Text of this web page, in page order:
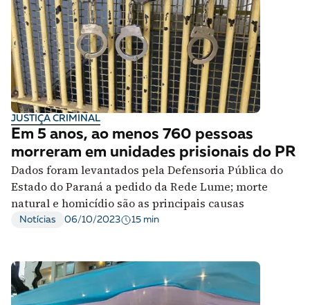
JUSTIÇA CRIMINAL
Em 5 anos, ao menos 760 pessoas
morreram em unidades prisionais do PR
Dados foram levantados pela Defensoria Pública do
Estado do Paraná a pedido da Rede Lume; morte
natural e homicídio são as principais causas
Notícias 06/10/2023 15 min